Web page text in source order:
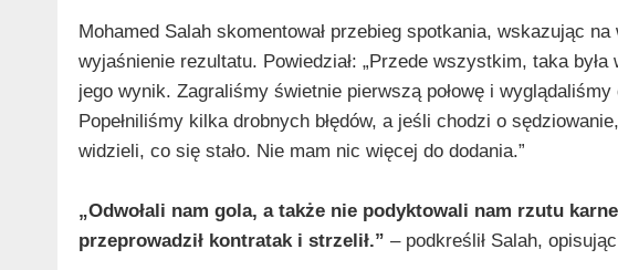
Mohamed Salah skomentował przebieg spotkania, wskazując
wyjaśnienie rezultatu. Powiedział: „Przede wszystkim, taka była
jego wynik. Zagraliśmy świetnie pierwszą połowę i
Popełniliśmy kilka drobnych błędów, a jeśli chodzi o
widzieli, co się stało. Nie mam nic więcej do dodania.”
„Odwołali nam gola, a także nie podyktowali nam rzutu
przeprowadził kontratak i strzelił.” – podkreślił Salah,